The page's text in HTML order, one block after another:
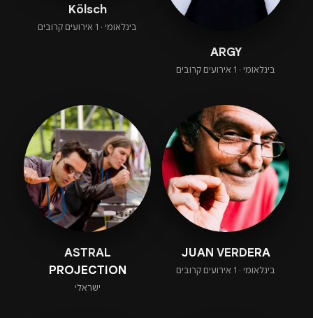
ARGY
בינלאומי · 1 אירועים קרובים
Kölsch
בינלאומי · 1 אירועים קרובים
JUAN VERDERA
בינלאומי · 1 אירועים קרובים
ASTRAL
PROJECTION
ישראלי